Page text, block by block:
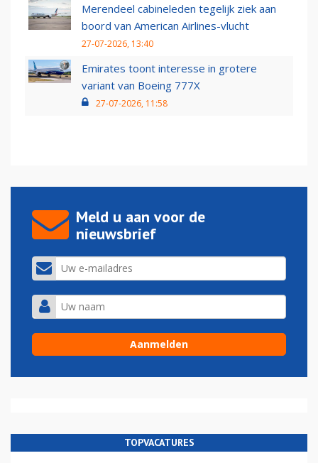
Merendeel cabineleden tegelijk ziek aan
boord van American Airlines-vlucht
27-07-2026, 13:40
Emirates toont interesse in grotere
variant van Boeing 777X
27-07-2026, 11:58
Meld u aan voor de
nieuwsbrief
TOPVACATURES